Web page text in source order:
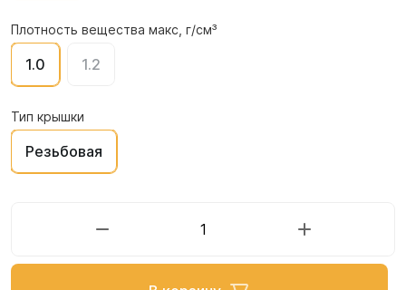
Плотность вещества макс, г/см³
1.0 1.2
Тип крышки
Резьбовая